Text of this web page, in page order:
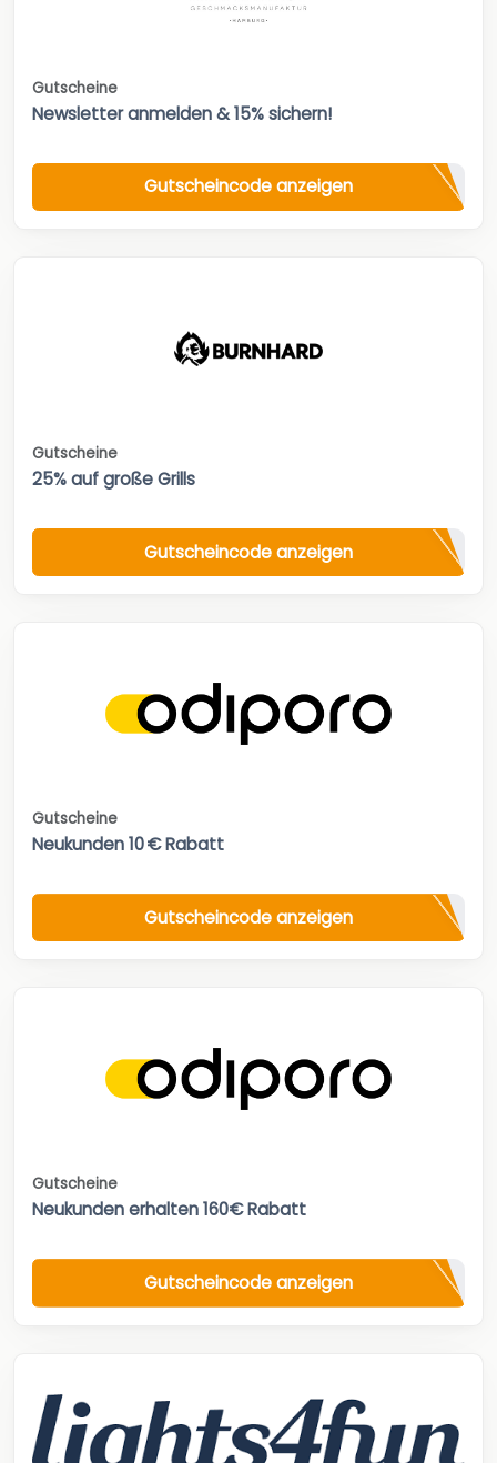
Gutscheine
Newsletter anmelden & 15% sichern!
Gutscheincode anzeigen
Gutscheine
25% auf große Grills
Gutscheincode anzeigen
Gutscheine
Neukunden 10 € Rabatt
Gutscheincode anzeigen
Gutscheine
Neukunden erhalten 160€ Rabatt
Gutscheincode anzeigen